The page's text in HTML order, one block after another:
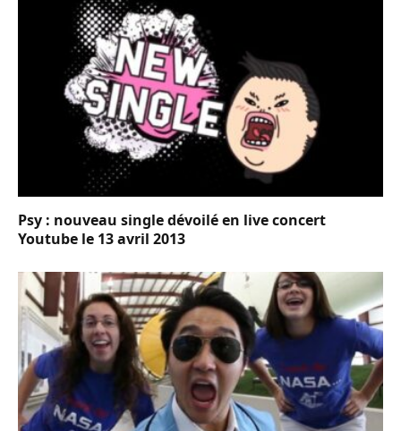
Psy : nouveau single dévoilé en live concert
Youtube le 13 avril 2013